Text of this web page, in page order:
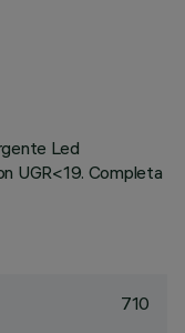
Led
UGR<19. Completa
710